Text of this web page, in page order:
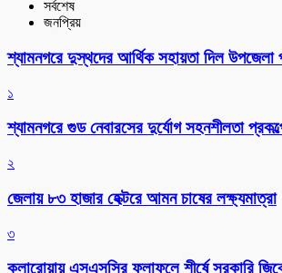
সর্বশেষ
জনপ্রিয়
শ্যামনগরে দুস্থদের আর্থিক সহায়তা দিল উপজেলা
১
শ্যামনগরে গুড নেবারসের দুর্যোগ সহনশীলতা
২
জেলায় ৮৩ হাজার হেক্টরে আমন চাষের লক্ষ্যমাত্রা
৩
কলারোয়ায় এসএসসির ফলাফলে শীর্ষে সরকারি